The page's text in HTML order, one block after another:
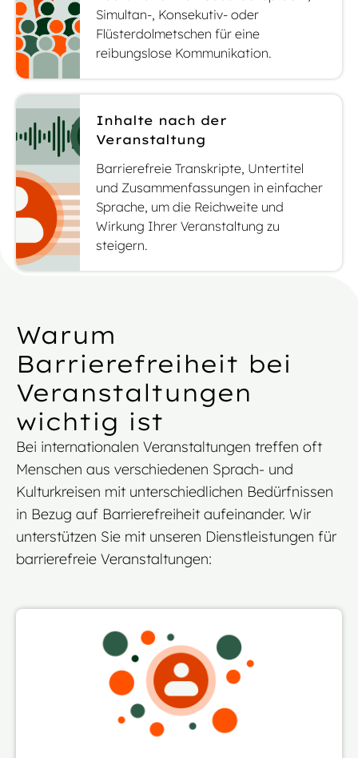
Simultan-, Konsekutiv- oder
Flüsterdolmetschen für eine
reibungslose Kommunikation.
Inhalte nach der
Veranstaltung
Barrierefreie Transkripte, Untertitel
und Zusammenfassungen in einfacher
Sprache, um die Reichweite und
Wirkung Ihrer Veranstaltung zu
steigern.
Warum
Barrierefreiheit bei
Veranstaltungen
wichtig ist
Bei internationalen Veranstaltungen treffen oft
Menschen aus verschiedenen Sprach- und
Kulturkreisen mit unterschiedlichen Bedürfnissen
in Bezug auf Barrierefreiheit aufeinander. Wir
unterstützen Sie mit unseren Dienstleistungen für
barrierefreie Veranstaltungen: